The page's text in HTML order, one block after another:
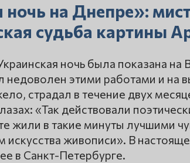
на Днепре»:
судьба картины
ночь была показана
этими работами и на
страдал в течение двух
«Так действовали
жили в такие минуты лучшими
искусства живописи». В
в Санкт-Петербурге.